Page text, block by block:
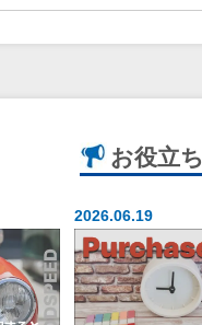
お役立ち
2026.06.19